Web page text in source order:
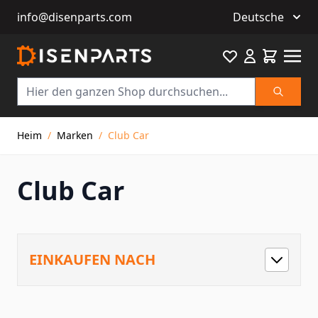
info@disenparts.com Deutsche
Suche
Favourite
Heim / Marken / Club Car
Club Car
EINKAUFEN NACH